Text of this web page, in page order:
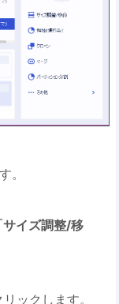
。
サイズ調整/移
リックします。